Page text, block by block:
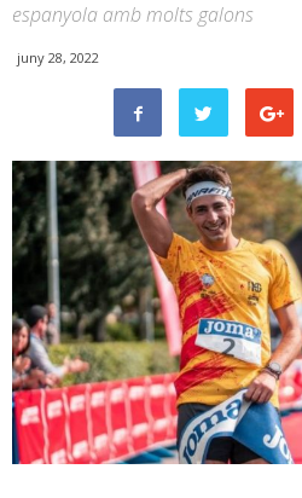
espanyola amb molts galons
juny 28, 2022